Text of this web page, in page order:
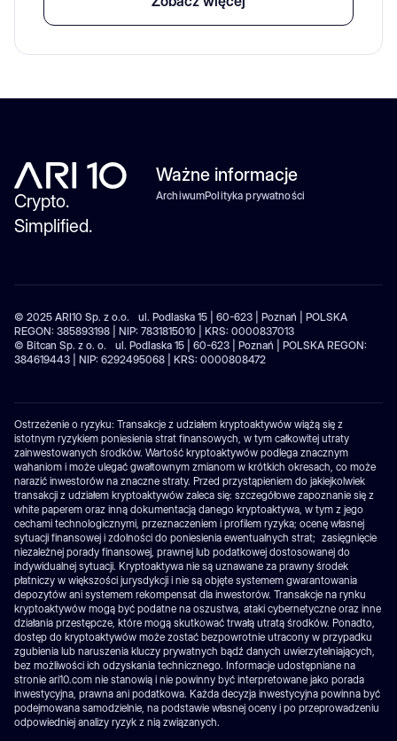
Crypto.
Simplified.
Ważne informacje
ArchiwumPolityka prywatności
© 2025 ARI10 Sp. z o.o. ul. Podlaska 15 | 60-623 | Poznań | POLSKA
REGON: 385893198 | NIP: 7831815010 | KRS: 0000837013
© Bitcan Sp. z o. o. ul. Podlaska 15 | 60-623 | Poznań | POLSKA REGON:
384619443 | NIP: 6292495068 | KRS: 0000808472
Ostrzeżenie o ryzyku: Transakcje z udziałem kryptoaktywów wiążą się z
istotnym ryzykiem poniesienia strat finansowych, w tym całkowitej utraty
zainwestowanych środków. Wartość kryptoaktywów podlega znacznym
wahaniom i może ulegać gwałtownym zmianom w krótkich okresach, co może
narazić inwestorów na znaczne straty. Przed przystąpieniem do jakiejkolwiek
transakcji z udziałem kryptoaktywów zaleca się: szczegółowe zapoznanie się z
white paperem oraz inną dokumentacją danego kryptoaktywa, w tym z jego
cechami technologicznymi, przeznaczeniem i profilem ryzyka; ocenę własnej
sytuacji finansowej i zdolności do poniesienia ewentualnych strat; zasięgnięcie
niezależnej porady finansowej, prawnej lub podatkowej dostosowanej do
indywidualnej sytuacji. Kryptoaktywa nie są uznawane za prawny środek
płatniczy w większości jurysdykcji i nie są objęte systemem gwarantowania
depozytów ani systemem rekompensat dla inwestorów. Transakcje na rynku
kryptoaktywów mogą być podatne na oszustwa, ataki cybernetyczne oraz inne
działania przestępcze, które mogą skutkować trwałą utratą środków. Ponadto,
dostęp do kryptoaktywów może zostać bezpowrotnie utracony w przypadku
zgubienia lub naruszenia kluczy prywatnych bądź danych uwierzytelniających,
bez możliwości ich odzyskania technicznego. Informacje udostępniane na
stronie ari10.com nie stanowią i nie powinny być interpretowane jako porada
inwestycyjna, prawna ani podatkowa. Każda decyzja inwestycyjna powinna być
podejmowana samodzielnie, na podstawie własnej oceny i po przeprowadzeniu
odpowiedniej analizy ryzyk z nią związanych.